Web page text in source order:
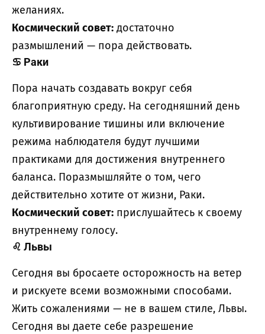
желаниях.
Космический совет: достаточно
размышлений — пора действовать.
♋ Раки
Пора начать создавать вокруг себя
благоприятную среду. На сегодняшний день
культивирование тишины или включение
режима наблюдателя будут лучшими
практиками для достижения внутреннего
баланса. Поразмышляйте о том, чего
действительно хотите от жизни, Раки.
Космический совет: прислушайтесь к своему
внутреннему голосу.
♌ Львы
Сегодня вы бросаете осторожность на ветер
и рискуете всеми возможными способами.
Жить сожалениями — не в вашем стиле, Львы.
Сегодня вы даете себе разрешение